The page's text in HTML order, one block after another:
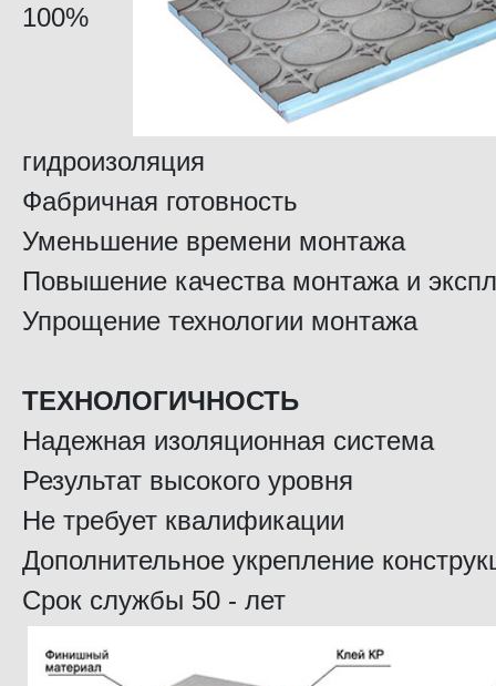
100%
гидроизоляция
Фабричная готовность
Уменьшение времени монтажа
Повышение качества монтажа и
Упрощение технологии монтажа
ТЕХНОЛОГИЧНОСТЬ
Надежная изоляционная система
Результат высокого уровня
Не требует квалификации
Дополнительное укрепление
Срок службы 50 - лет